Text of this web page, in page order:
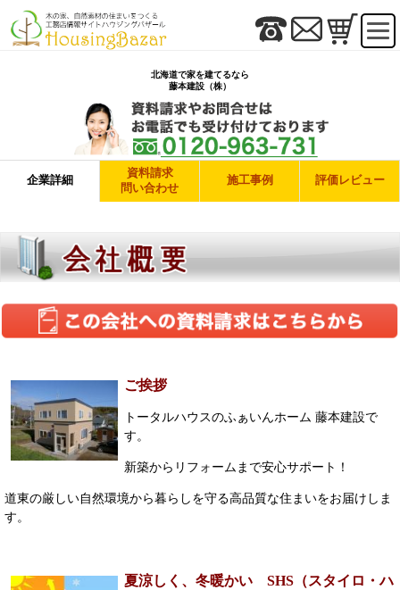
北海道で家を建てるなら
藤本建設（株）
企業詳細
資料請求
問い合わせ
施工事例 評価レビュー
ご挨拶
トータルハウスのふぁいんホーム 藤本建設で
す。
新築からリフォームまで安心サポート！
道東の厳しい自然環境から暮らしを守る高品質な住まいをお届けしま
す。
夏涼しく、冬暖かい SHS（スタイロ・ハ